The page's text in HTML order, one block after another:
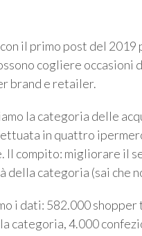
il primo post del 2019
cogliere occasioni
brand e retailer.
la categoria delle
in quattro
Il compito: migliorare il
della categoria (sai che
i dati: 582.000
categoria, 4.000